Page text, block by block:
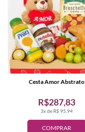
COMPRAR
3x de R$ 95,94
R$287,83
Cesta Amor Abstrato